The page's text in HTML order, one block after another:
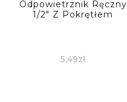
Odpowietrznik Ręczny
1/2″ Z Pokrętłem
5,49zł